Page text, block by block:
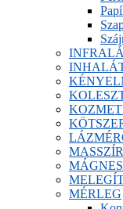
MÉRLEG